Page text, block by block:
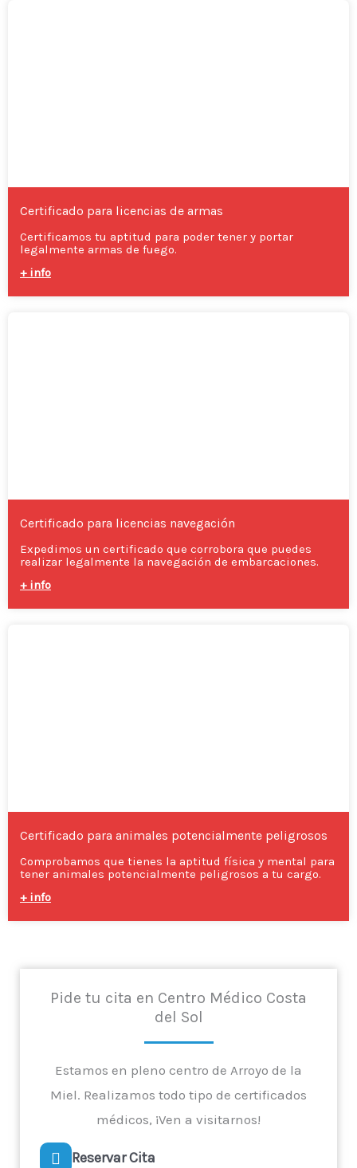
Certificado para licencias de armas
Certificamos tu aptitud para poder tener y portar
legalmente armas de fuego.
+ info
Certificado para licencias navegación
Expedimos un certificado que corrobora que puedes
realizar legalmente la navegación de embarcaciones.
+ info
Certificado para animales potencialmente peligrosos
Comprobamos que tienes la aptitud física y mental para
tener animales potencialmente peligrosos a tu cargo.
+ info
Pide tu cita en Centro Médico Costa
del Sol
Estamos en pleno centro de Arroyo de la
Miel. Realizamos todo tipo de certificados
médicos, ¡Ven a visitarnos!
Reservar Cita